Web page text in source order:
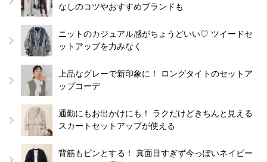
なしのコツやおすすめブランドも
ニットのカジュアル感がちょうどいい♡ ツイードセ
ットアップを力みなく
上品なグレーで新印象に！ ロングタイトのセットア
ップコーデ
通勤にもお出かけにも！ ラクだけどきちんと見える
スカートセットアップが使える
背筋もピンとする！ 真面目すぎず今っぽいネイビー